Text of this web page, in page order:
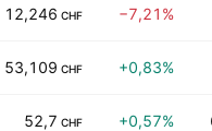
12,246 CHF −7,21%
53,109 CHF +0,83%
52,7 CHF +0,57%